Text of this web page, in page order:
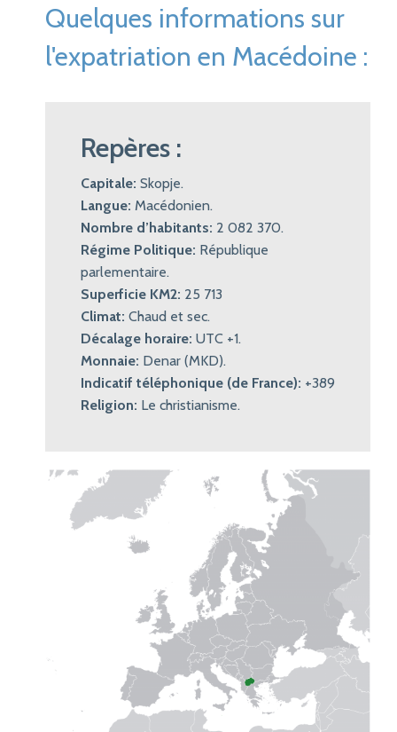
Quelques informations sur
l'expatriation en Macédoine :
Repères :
Capitale: Skopje.
Langue: Macédonien.
Nombre d’habitants: 2 082 370.
Régime Politique: République
parlementaire.
Superficie KM2: 25 713
Climat: Chaud et sec.
Décalage horaire: UTC +1.
Monnaie: Denar (MKD).
Indicatif téléphonique (de France): +389
Religion: Le christianisme.